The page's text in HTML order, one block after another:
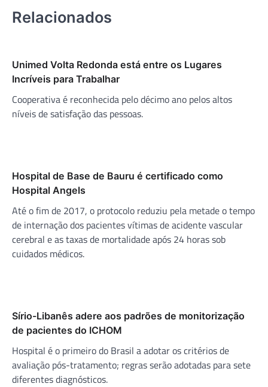
Relacionados
Unimed Volta Redonda está entre os Lugares
Incríveis para Trabalhar
Cooperativa é reconhecida pelo décimo ano pelos altos
níveis de satisfação das pessoas.
Hospital de Base de Bauru é certificado como
Hospital Angels
Até o fim de 2017, o protocolo reduziu pela metade o tempo
de internação dos pacientes vítimas de acidente vascular
cerebral e as taxas de mortalidade após 24 horas sob
cuidados médicos.
Sírio-Libanês adere aos padrões de monitorização
de pacientes do ICHOM
Hospital é o primeiro do Brasil a adotar os critérios de
avaliação pós-tratamento; regras serão adotadas para sete
diferentes diagnósticos.